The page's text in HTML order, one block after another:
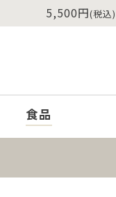
5,500円(税込)
食品